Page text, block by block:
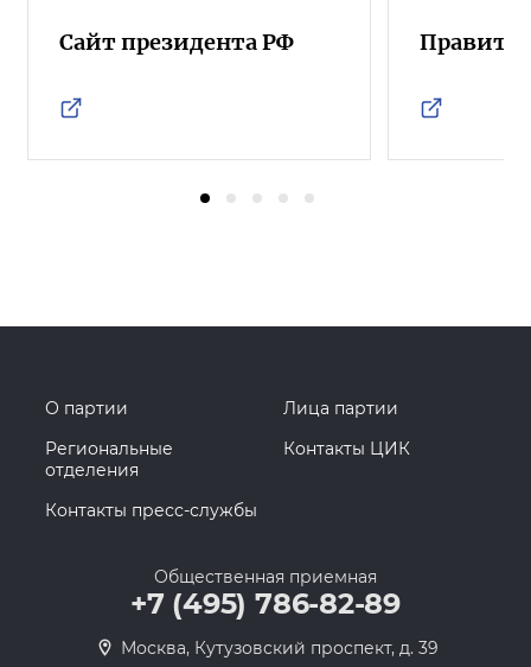
Сайт президента РФ
О партии
Лица партии
Региональные
отделения
Контакты ЦИК
Контакты пресс-службы
Общественная приемная
+7 (495) 786-82-89
Москва, Кутузовский проспект, д. 39